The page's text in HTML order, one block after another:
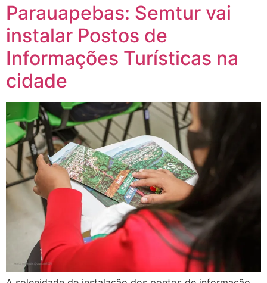
Parauapebas: Semtur vai
instalar Postos de
Informações Turísticas na
cidade